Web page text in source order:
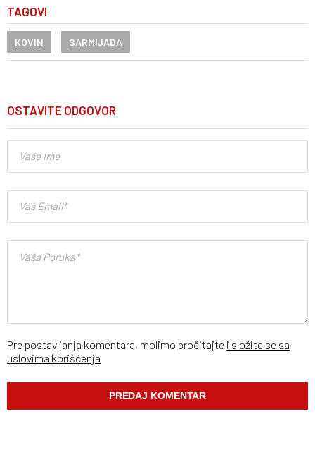
TAGOVI
KOVIN SARMIJADA
OSTAVITE ODGOVOR
Pre postavljanja komentara, molimo pročitajte i složite se sa
uslovima korišćenja